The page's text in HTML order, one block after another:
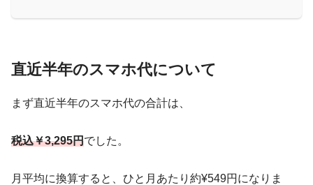
直近半年のスマホ代について
まず直近半年のスマホ代の合計は、
税込￥3,295円でした。
月平均に換算すると、ひと月あたり約¥549円になりま